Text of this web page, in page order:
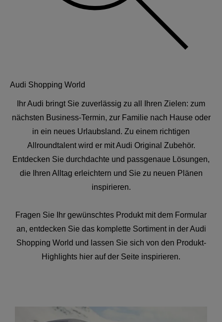
Audi Shopping World
Ihr Audi bringt Sie zuverlässig zu all Ihren Zielen: zum
nächsten Business-Termin, zur Familie nach Hause oder
in ein neues Urlaubsland. Zu einem richtigen
Allroundtalent wird er mit Audi Original Zubehör.
Entdecken Sie durchdachte und passgenaue Lösungen,
die Ihren Alltag erleichtern und Sie zu neuen Plänen
inspirieren.
Fragen Sie Ihr gewünschtes Produkt mit dem Formular
an, entdecken Sie das komplette Sortiment in der Audi
Shopping World und lassen Sie sich von den Produkt-
Highlights hier auf der Seite inspirieren.